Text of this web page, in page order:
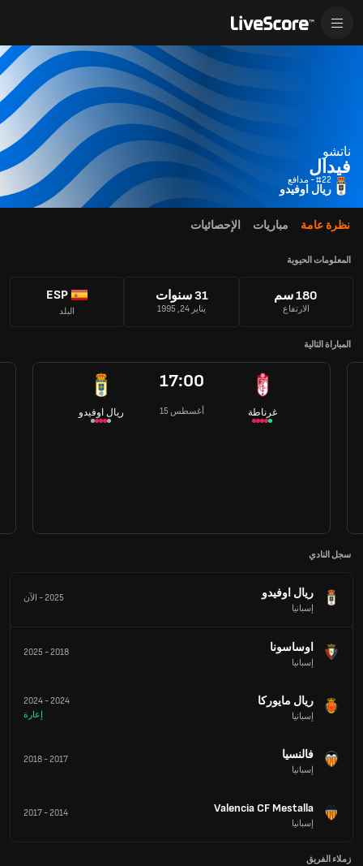
ناتشو
فيدال
#22 - مدافع
ريال اوفيدو
نظرة عامة مباريات الإحصائيات
المعلومات الحيوية
180 سم
الارتفاع
31 سنوات
يناير 24, 1995
ESP
البلد
المباراة التالية
ريال اوفيدو
17:00
15 أغسطس غرناطة
سجل النادي
ريال اوفيدو
إسبانيا
2025
- الآن
اوساسونا
إسبانيا
2018
-
2025
ريال مايوركا
إسبانيا
2024
-
2024
إعارة
فالنسيا
إسبانيا
2017
-
2018
Valencia CF Mestalla
إسبانيا
2014
-
2017
زملاء الفريق